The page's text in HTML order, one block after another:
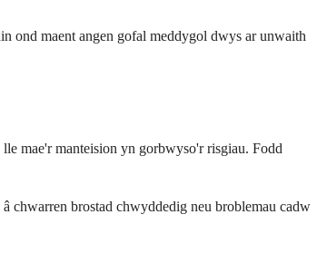
ond maent angen gofal meddygol dwys ar unwaith
mae'r manteision yn gorbwyso'r risgiau. Fodd
brostad chwyddedig neu broblemau cadw